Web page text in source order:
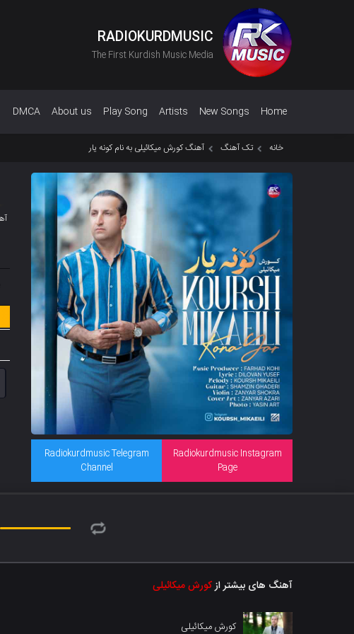
RADIOKURDMUSIC
The First Kurdish Music Media
Home
New Songs
Artists
Play Song
About us
DMCA
خانه تک آهنگ آهنگ کورش میکائیلی به نام کونه یار
Radiokurdmusic Instagram
Page
Radiokurdmusic Telegram
Channel
آهنگ های بیشتر ازکورش میکائیلی
کورش میکائیلی